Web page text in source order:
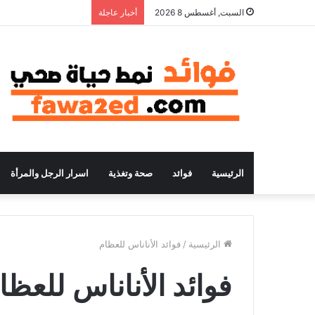
السبت, أغسطس 8 2026 أخبار عاجلة
الرئيسية فوائد صحة وتغذية اسرار الرجل والمرأة
الرئيسية / فوائد الأناناس للعظام
فوائد الأناناس